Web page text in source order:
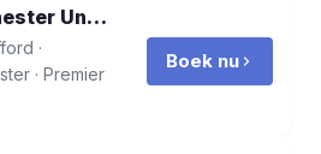
Manchester United vs Fulham
·
· Premier
Boek nu